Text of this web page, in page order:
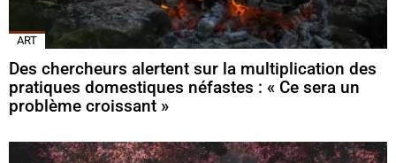
ART
Des chercheurs alertent sur la multiplication des
pratiques domestiques néfastes : « Ce sera un
problème croissant »